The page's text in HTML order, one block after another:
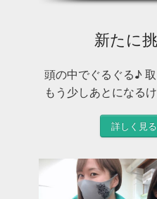
新たに
頭の中でぐるぐる♪
もう少しあとになる
詳しく見る